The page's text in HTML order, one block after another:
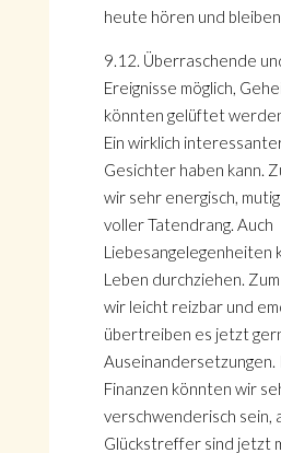
heute hören und
9.12. Überraschende
Ereignisse möglich,
könnten gelüftet
Ein wirklich
Gesichter haben kann.
wir sehr energisch,
voller Tatendrang. Auch
Liebesangelegenheiten
Leben durchziehen.
wir leicht reizbar und
übertreiben es jetzt
Auseinandersetzungen.
Finanzen könnten wir
verschwenderisch sein,
Glückstreffer sind jetzt